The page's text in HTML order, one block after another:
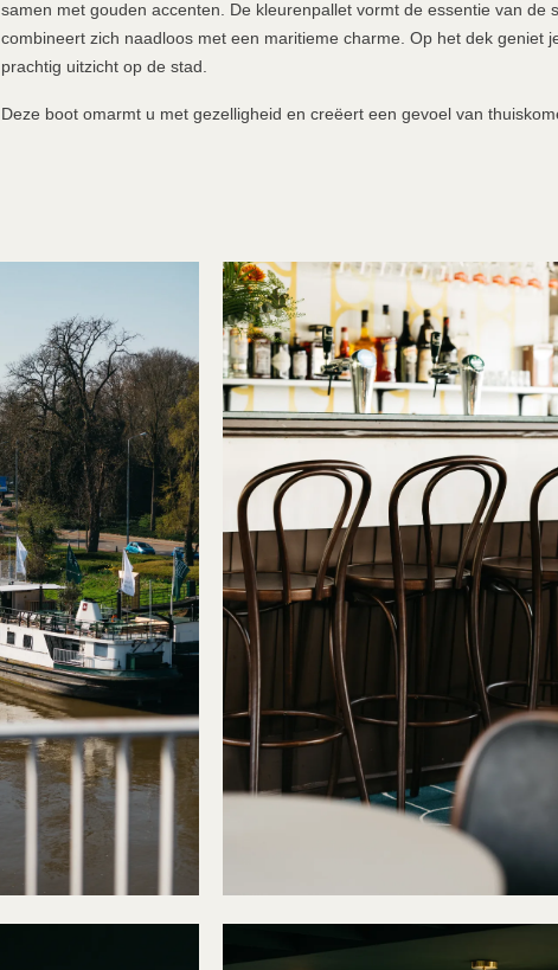
samen met gouden accenten. De kleurenpallet vormt de essentie van de
combineert zich naadloos met een maritieme charme. Op het dek geniet
prachtig uitzicht op de stad.
Deze boot omarmt u met gezelligheid en creëert een gevoel van